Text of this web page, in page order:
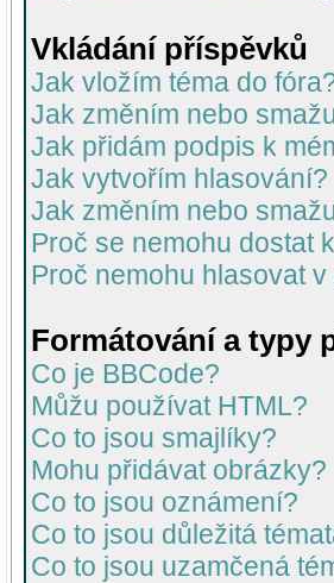
Vkládání příspěvků
Jak vložím téma do
Jak změním nebo
Jak přidám podpis k
Jak vytvořím hlasování?
Jak změním nebo
Proč se nemohu dostat
Proč nemohu hlasovat
Formátování a typy
Co je BBCode?
Můžu používat HTML?
Co to jsou smajlíky?
Mohu přidávat obrázky?
Co to jsou oznámení?
Co to jsou důležitá
Co to jsou uzamčená